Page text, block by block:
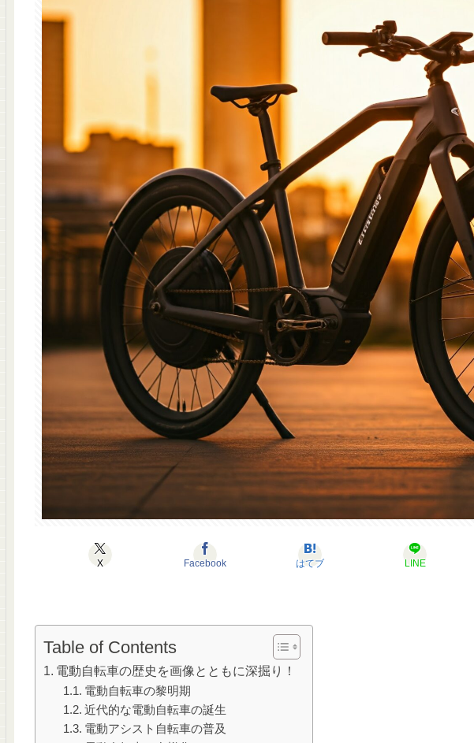
X Facebook はてブ LINE
Table of Contents
電動自転車の歴史を画像とともに深掘り！
電動自転車の黎明期
近代的な電動自転車の誕生
電動アシスト自転車の普及